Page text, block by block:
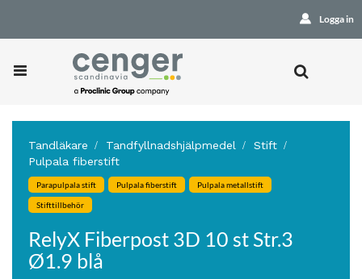
Logga in
Tandläkare Tandfyllnadshjälpmedel
Stift
Pulpala fiberstift
Parapulpala stift Pulpala fiberstift Pulpala metallstift
Stifttillbehör
RelyX Fiberpost 3D 10 st Str.3
Ø1.9 blå